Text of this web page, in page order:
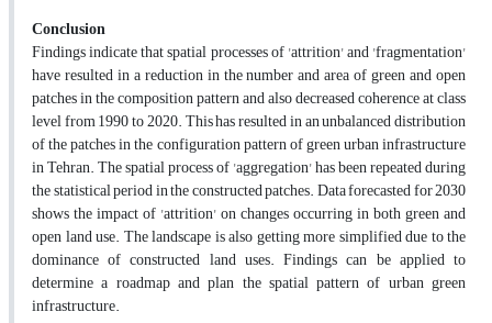
Conclusion
Findings indicate that spatial processes of 'attrition' and 'fragmentation'
have resulted in a reduction in the number and area of green and open
patches in the composition pattern and also decreased coherence at class
level from 1990 to 2020. This has resulted in an unbalanced distribution
of the patches in the configuration pattern of green urban infrastructure
in Tehran. The spatial process of 'aggregation' has been repeated during
the statistical period in the constructed patches. Data forecasted for 2030
shows the impact of 'attrition' on changes occurring in both green and
open land use. The landscape is also getting more simplified due to the
dominance of constructed land uses. Findings can be applied to
determine a roadmap and plan the spatial pattern of urban green
infrastructure.